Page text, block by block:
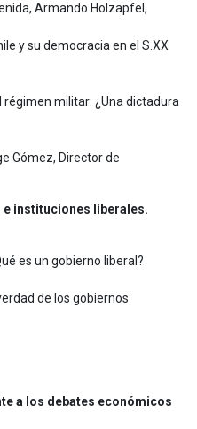
Armando Holzapfel,
y su democracia en el S.XX
régimen militar: ¿Una dictadura
Gómez, Director de
e instituciones liberales.
es un gobierno liberal?
de los gobiernos
a los debates económicos